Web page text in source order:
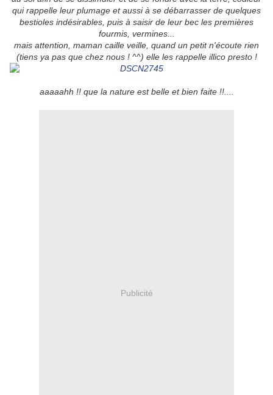
qui rappelle leur plumage et aussi à se débarrasser de quelques
bestioles indésirables, puis à saisir de leur bec les premières
fourmis, vermines...
mais attention, maman caille veille, quand un petit n'écoute rien
(tiens ya pas que chez nous ! ^^) elle les rappelle illico presto !
aaaaahh !! que la nature est belle et bien faite !!....
Publicité